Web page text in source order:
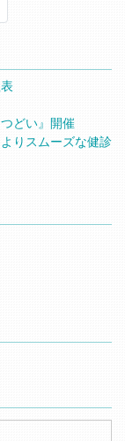
どい』開催
りスムーズな健診